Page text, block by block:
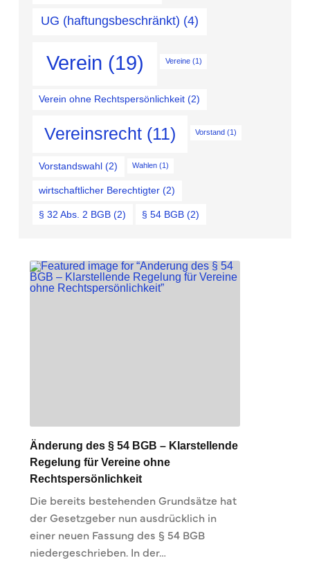
UG (haftungsbeschränkt) (4)
Verein (19) Vereine(1)
Verein ohne Rechtspersönlichkeit (2)
Vereinsrecht(11) Vorstand (1)
Vorstandswahl (2) Wahlen(1)
wirtschaftlicher Berechtigter (2)
§ 32 Abs. 2 BGB (2) § 54 BGB (2)
Änderung des § 54 BGB – Klarstellende
Regelung für Vereine ohne
Rechtspersönlichkeit
Die bereits bestehenden Grundsätze hat
der Gesetzgeber nun ausdrücklich in
einer neuen Fassung des § 54 BGB
niedergeschrieben. In der…